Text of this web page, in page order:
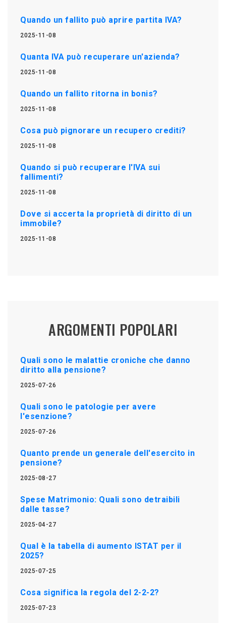
Quando un fallito può aprire partita IVA?
2025-11-08
Quanta IVA può recuperare un'azienda?
2025-11-08
Quando un fallito ritorna in bonis?
2025-11-08
Cosa può pignorare un recupero crediti?
2025-11-08
Quando si può recuperare l'IVA sui
fallimenti?
2025-11-08
Dove si accerta la proprietà di diritto di un
immobile?
2025-11-08
ARGOMENTI POPOLARI
Quali sono le malattie croniche che danno
diritto alla pensione?
2025-07-26
Quali sono le patologie per avere
l'esenzione?
2025-07-26
Quanto prende un generale dell'esercito in
pensione?
2025-08-27
Spese Matrimonio: Quali sono detraibili
dalle tasse?
2025-04-27
Qual è la tabella di aumento ISTAT per il
2025?
2025-07-25
Cosa significa la regola del 2-2-2?
2025-07-23